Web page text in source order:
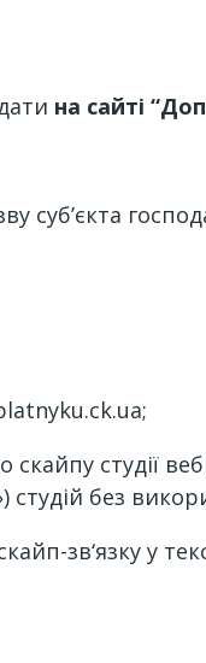
на сайті
суб’єкта
студії
студій без
зв‘язку у